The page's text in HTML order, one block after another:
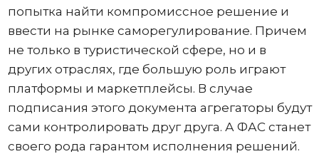
попытка найти компромиссное решение и
ввести на рынке саморегулирование. Причем
не только в туристической сфере, но и в
других отраслях, где большую роль играют
платформы и маркетплейсы. В случае
подписания этого документа агрегаторы будут
сами контролировать друг друга. А ФАС станет
своего рода гарантом исполнения решений.